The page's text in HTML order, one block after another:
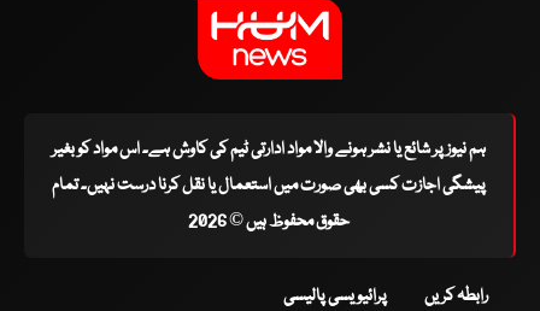
ہم نیوز پر شائع یا نشر ہونے والا مواد ادارتی ٹیم کی کاوش ہے۔ اس مواد کو بغیر
پیشگی اجازت کسی بھی صورت میں استعمال یا نقل کرنا درست نہیں۔ تمام
حقوق محفوظ ہیں © 2026
رابطہ کریں پرائیویسی پالیسی